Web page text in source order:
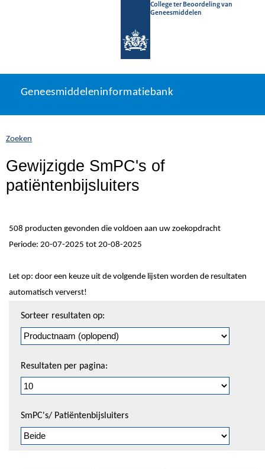
College ter Beoordeling van
Geneesmiddelen
naar
Geneesmiddeleninformatiebank
U
zich
hier:
Geneesmiddeleninformatiebank
Zoeken
Gewijzigde SmPC's of
patiëntenbijsluiters
508 producten gevonden die voldoen aan uw zoekopdracht
Periode: 20-07-2025 tot 20-08-2025
Let op: door een keuze uit de volgende lijsten worden de resultaten
automatisch ververst!
pagineren
Sorteer resultaten op:
Resultaten per pagina:
SmPC's/ Patiëntenbijsluiters